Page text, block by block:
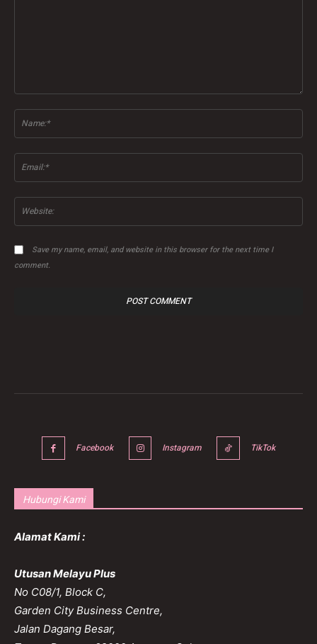
Save my name, email, and website in this browser for the next time I
comment.
Facebook Instagram TikTok
Hubungi Kami
Alamat Kami :
Utusan Melayu Plus
No C08/1, Block C,
Garden City Business Centre,
Jalan Dagang Besar,